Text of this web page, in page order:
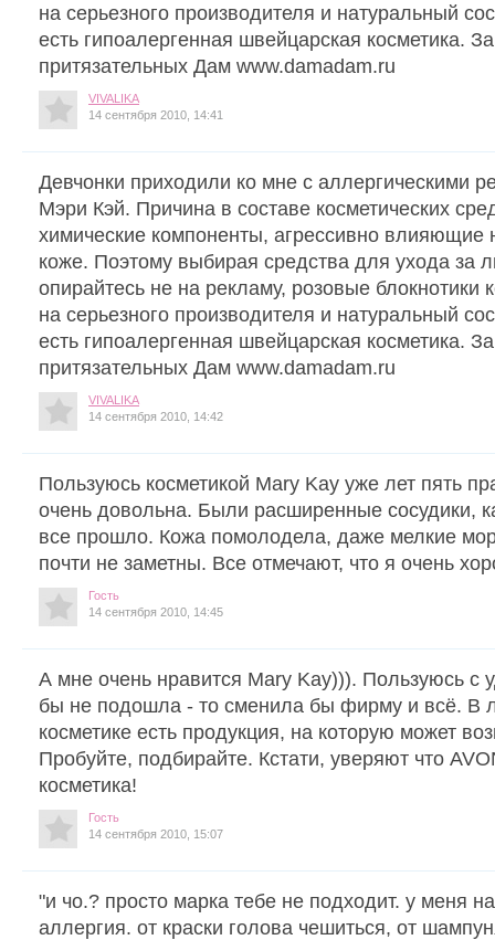
на серьезного производителя и натуральный
есть гипоалергенная швейцарская косметика.
притязательных Дам www.damadam.ru
VIVALIKA
14 сентября 2010, 14:41
Девчонки приходили ко мне с аллергическими
Мэри Кэй. Причина в составе косметических
химические компоненты, агрессивно
коже. Поэтому выбирая средства для ухода за
опирайтесь не на рекламу, розовые блокнотики
на серьезного производителя и натуральный
есть гипоалергенная швейцарская косметика.
притязательных Дам www.damadam.ru
VIVALIKA
14 сентября 2010, 14:42
Пользуюсь косметикой Mary Kay уже лет пять
очень довольна. Были расширенные сосудики,
все прошло. Кожа помолодела, даже мелкие
почти не заметны. Все отмечают, что я очень
Гость
14 сентября 2010, 14:45
А мне очень нравится Mary Kay))). Пользуюсь с
бы не подошла - то сменила бы фирму и всё. В
косметике есть продукция, на которую может
Пробуйте, подбирайте. Кстати, уверяют что
косметика!
Гость
14 сентября 2010, 15:07
"и чо.? просто марка тебе не подходит. у меня
аллергия. от краски голова чешиться, от